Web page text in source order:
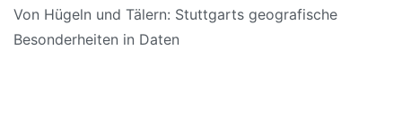
Von Hügeln und Tälern: Stuttgarts geografische
Besonderheiten in Daten